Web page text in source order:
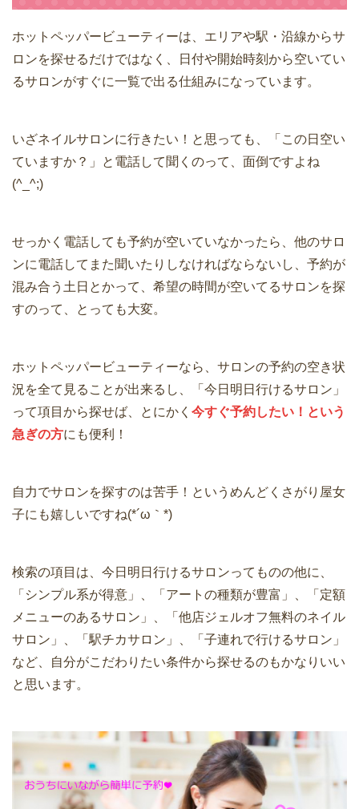
ホットペッパービューティーは、エリアや駅・沿線からサ
ロンを探せるだけではなく、日付や開始時刻から空いてい
るサロンがすぐに一覧で出る仕組みになっています。
いざネイルサロンに行きたい！と思っても、「この日空い
ていますか？」と電話して聞くのって、面倒ですよね
(^_^;)
せっかく電話しても予約が空いていなかったら、他のサロ
ンに電話してまた聞いたりしなければならないし、予約が
混み合う土日とかって、希望の時間が空いてるサロンを探
すのって、とっても大変。
ホットペッパービューティーなら、サロンの予約の空き状
況を全て見ることが出来るし、「今日明日行けるサロン」
って項目から探せば、とにかく 今すぐ予約したい！という
急ぎの方にも便利！
自力でサロンを探すのは苦手！というめんどくさがり屋女
子にも嬉しいですね(*´ω｀*)
検索の項目は、今日明日行けるサロンってものの他に、
「シンプル系が得意」、「アートの種類が豊富」、「定額
メニューのあるサロン」、「他店ジェルオフ無料のネイル
サロン」、「駅チカサロン」、「子連れで行けるサロン」
など、自分がこだわりたい条件から探せるのもかなりいい
と思います。